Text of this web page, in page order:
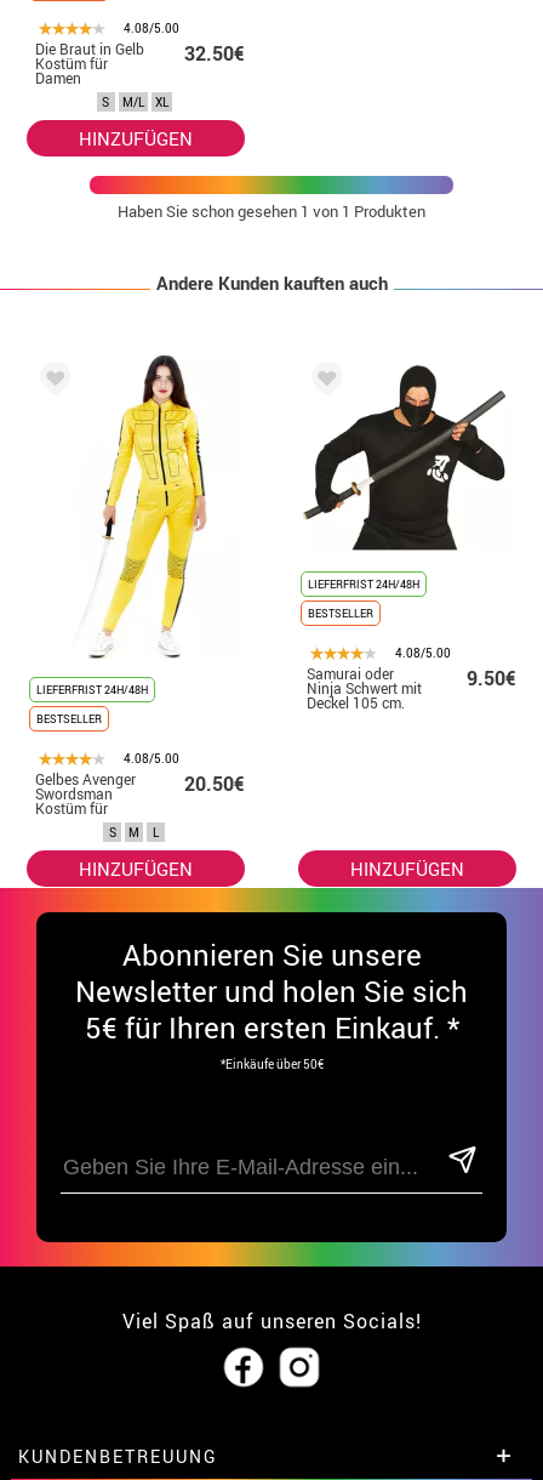
4.08/5.00
Die Braut in Gelb
Kostüm für
Damen
32.50€
S M/L XL
HINZUFÜGEN
Haben Sie schon gesehen 1 von 1 Produkten
Andere Kunden kauften auch
LIEFERFRIST 24H/48H
BESTSELLER
4.08/5.00
Gelbes Avenger
Swordsman
Kostüm für
20.50€
S M L
HINZUFÜGEN
LIEFERFRIST 24H/48H
BESTSELLER
4.08/5.00
Samurai oder
Ninja Schwert mit
Deckel 105 cm.
9.50€
HINZUFÜGEN
Abonnieren Sie unsere
Newsletter und holen Sie sich
5€ für Ihren ersten Einkauf. *
*Einkäufe über 50€
Viel Spaß auf unseren Socials!
KUNDENBETREUUNG